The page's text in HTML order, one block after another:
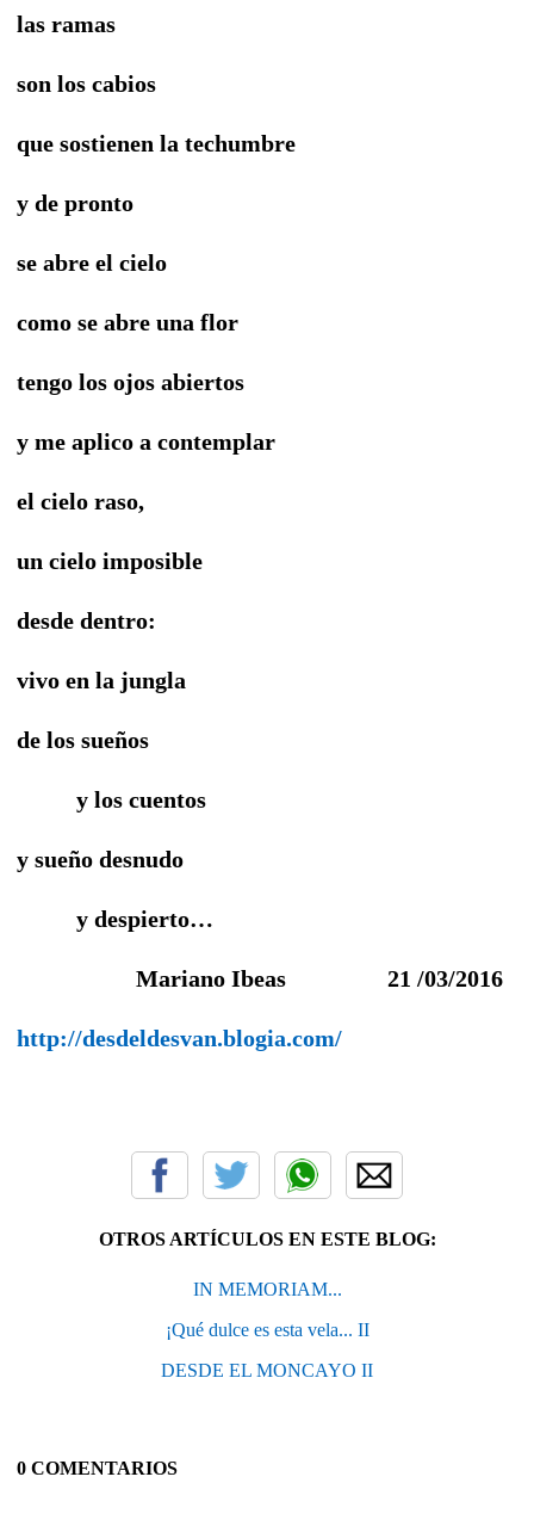
las ramas
son los cabios
que sostienen la techumbre
y de pronto
se abre el cielo
como se abre una flor
tengo los ojos abiertos
y me aplico a contemplar
el cielo raso,
un cielo imposible
desde dentro:
vivo en la jungla
de los sueños
y los cuentos
y sueño desnudo
y despierto…
Mariano Ibeas 21 /03/2016
http://desdeldesvan.blogia.com/
OTROS ARTÍCULOS EN ESTE BLOG:
IN MEMORIAM...
¡Qué dulce es esta vela... II
DESDE EL MONCAYO II
0 COMENTARIOS